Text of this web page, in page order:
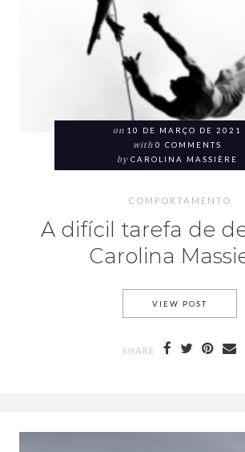
on 10 DE MARÇO DE 2021
with 0 COMMENTS
by CAROLINA MASSIÈRE
COMPORTAMENTO
A difícil tarefa de
Carolina
VIEW POST
SHARE